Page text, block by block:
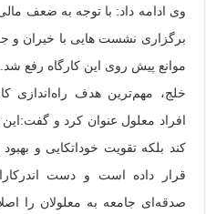
وی ادامه داد: با توجه به ضعف
برگزاری نشست هایی با خیران
موانع پیش روی این کارگاه رفع شد.
خلج، مهم‌ترین هدف راه‌اندازی
افراد معلول عنوان کرد و گفت:این
کند بلکه تقویت خوداتکایی و
قرار داده است و دست
صدقه‌ای جامعه به معلولان را